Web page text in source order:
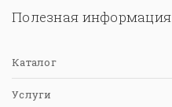
Полезная информация
Каталог
Услуги